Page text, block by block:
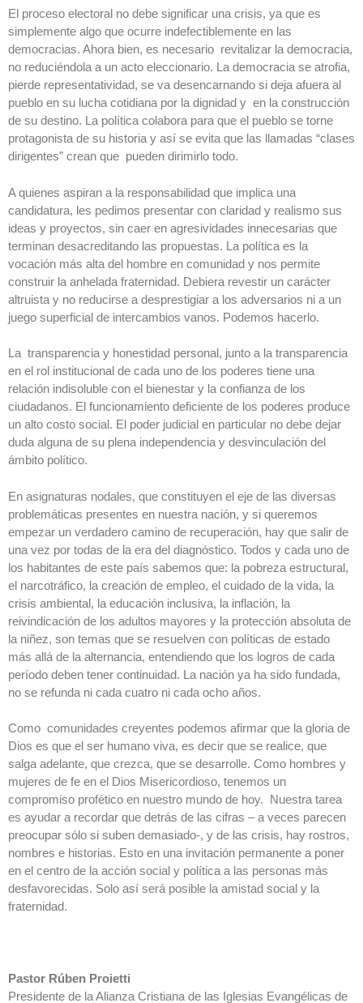
El proceso electoral no debe significar una crisis, ya que es
simplemente algo que ocurre indefectiblemente en las
democracias. Ahora bien, es necesario revitalizar la democracia,
no reduciéndola a un acto eleccionario. La democracia se atrofia,
pierde representatividad, se va desencarnando si deja afuera al
pueblo en su lucha cotidiana por la dignidad y en la construcción
de su destino. La política colabora para que el pueblo se torne
protagonista de su historia y así se evita que las llamadas “clases
dirigentes” crean que pueden dirimirlo todo.
A quienes aspiran a la responsabilidad que implica una
candidatura, les pedimos presentar con claridad y realismo sus
ideas y proyectos, sin caer en agresividades innecesarias que
terminan desacreditando las propuestas. La política es la
vocación más alta del hombre en comunidad y nos permite
construir la anhelada fraternidad. Debiera revestir un carácter
altruista y no reducirse a desprestigiar a los adversarios ni a un
juego superficial de intercambios vanos. Podemos hacerlo.
La transparencia y honestidad personal, junto a la transparencia
en el rol institucional de cada uno de los poderes tiene una
relación indisoluble con el bienestar y la confianza de los
ciudadanos. El funcionamiento deficiente de los poderes produce
un alto costo social. El poder judicial en particular no debe dejar
duda alguna de su plena independencia y desvinculación del
ámbito político.
En asignaturas nodales, que constituyen el eje de las diversas
problemáticas presentes en nuestra nación, y si queremos
empezar un verdadero camino de recuperación, hay que salir de
una vez por todas de la era del diagnóstico. Todos y cada uno de
los habitantes de este país sabemos que: la pobreza estructural,
el narcotráfico, la creación de empleo, el cuidado de la vida, la
crisis ambiental, la educación inclusiva, la inflación, la
reivindicación de los adultos mayores y la protección absoluta de
la niñez, son temas que se resuelven con políticas de estado
más allá de la alternancia, entendiendo que los logros de cada
período deben tener continuidad. La nación ya ha sido fundada,
no se refunda ni cada cuatro ni cada ocho años.
Como comunidades creyentes podemos afirmar que la gloria de
Dios es que el ser humano viva, es decir que se realice, que
salga adelante, que crezca, que se desarrolle. Como hombres y
mujeres de fe en el Dios Misericordioso, tenemos un
compromiso profético en nuestro mundo de hoy. Nuestra tarea
es ayudar a recordar que detrás de las cifras – a veces parecen
preocupar sólo si suben demasiado-, y de las crisis, hay rostros,
nombres e historias. Esto en una invitación permanente a poner
en el centro de la acción social y política a las personas más
desfavorecidas. Solo así será posible la amistad social y la
fraternidad.
Pastor Rúben Proietti
Presidente de la Alianza Cristiana de las Iglesias Evangélicas de